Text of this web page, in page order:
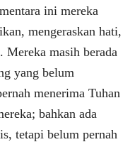
ini mereka
mengeraskan hati,
Mereka masih berada
yang belum
menerima Tuhan
bahkan ada
tetapi belum pernah